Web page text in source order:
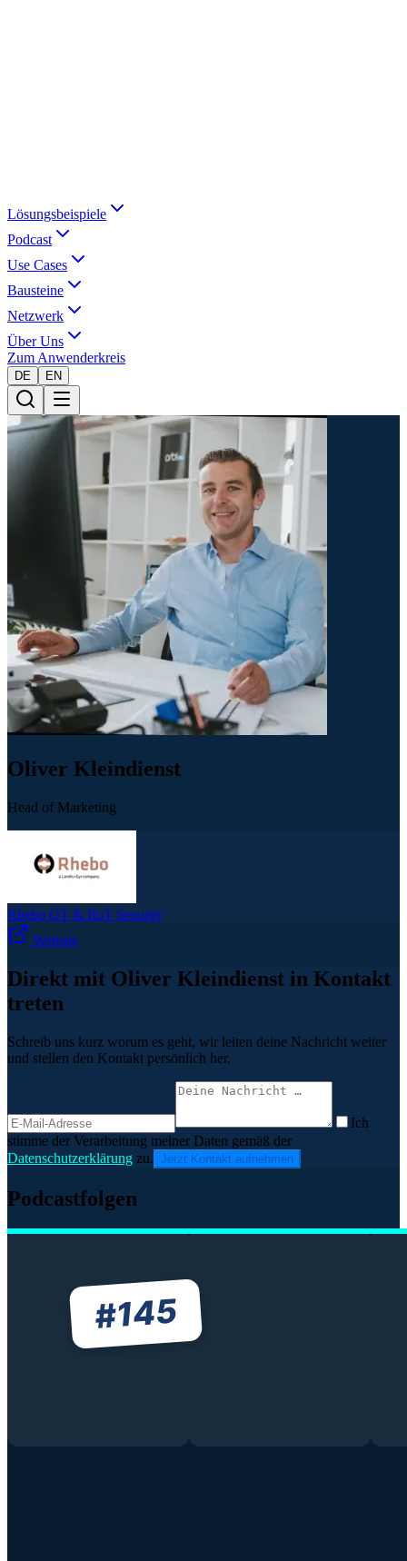
Lösungsbeispiele
Podcast
Use Cases
Bausteine
Netzwerk
Über Uns
Zum Anwenderkreis
DE EN
Oliver Kleindienst
Head of Marketing
Rhebo OT & IIoT Security
Website
Direkt mit Oliver Kleindienst in Kontakt
treten
Schreib uns kurz worum es geht, wir leiten deine Nachricht weiter
und stellen den Kontakt persönlich her.
Ich
stimme der Verarbeitung meiner Daten gemäß der
Datenschutzerklärung zu. Jetzt Kontakt aufnehmen
Podcastfolgen
#145